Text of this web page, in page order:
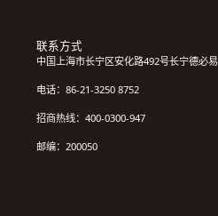
联系方式
中国上海市长宁区安化路492号长宁德必
电话：86-21-3250 8752
招商热线：400-0300-947
邮编：200050